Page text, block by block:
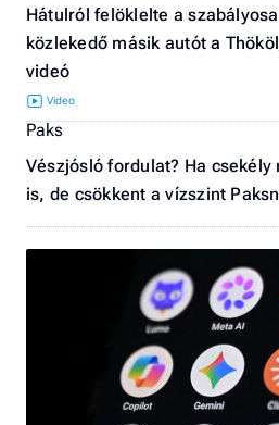
Hátulról felöklelte a
közlekedő másik autót a
videó
Paks
Vészjósló fordulat? Ha csekély
is, de csökkent a vízszint